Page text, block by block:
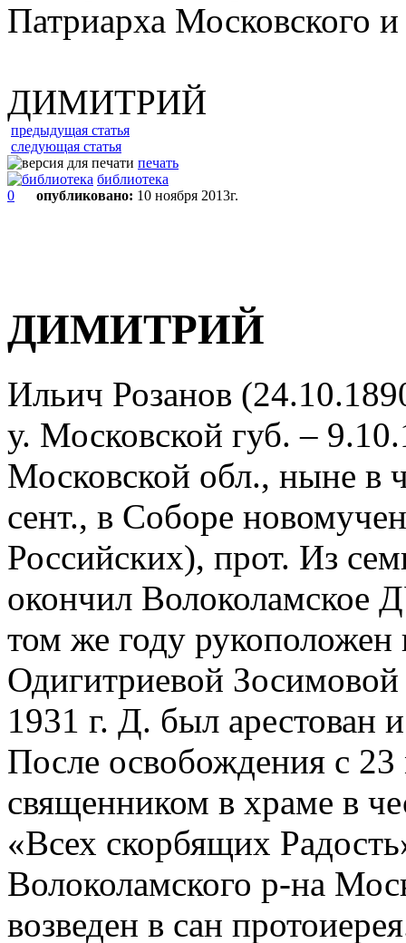
Патриарха Московского
ДИМИТРИЙ
предыдущая статья
следующая статья
печать
библиотека
0
опубликовано: 10 ноября 2013г.
ДИМИТРИЙ
Ильич Розанов
у. Московской губ. –
Московской обл., ныне в
сент., в Соборе
Российских), прот. Из
окончил Волоколамское
том же году рукоположен
Одигитриевой
1931 г. Д. был арестован
После освобождения с
священником в храме в
«Всех скорбящих
Волоколамского р-на
возведен в сан